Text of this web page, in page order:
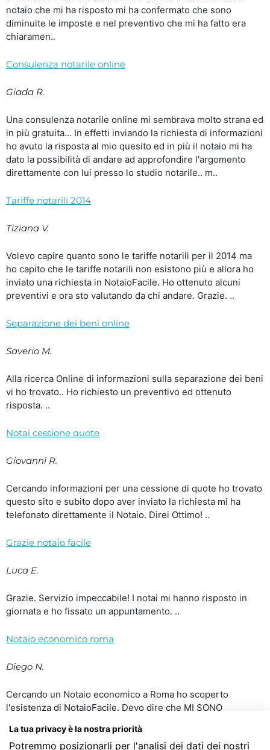
notaio che mi ha risposto mi ha confermato che sono
diminuite le imposte e nel preventivo che mi ha fatto era
chiaramen..
Consulenza notarile online
Giada R.
Una consulenza notarile online mi sembrava molto strana ed
in più gratuita… In effetti inviando la richiesta di informazioni
ho avuto la risposta al mio quesito ed in più il notaio mi ha
dato la possibilità di andare ad approfondire l'argomento
direttamente con lui presso lo studio notarile.. m..
Tariffe notarili 2014
Tiziana V.
Volevo capire quanto sono le tariffe notarili per il 2014 ma
ho capito che le tariffe notarili non esistono più e allora ho
inviato una richiesta in NotaioFacile. Ho ottenuto alcuni
preventivi e ora sto valutando da chi andare. Grazie. ..
Separazione dei beni online
Saverio M.
Alla ricerca Online di informazioni sulla separazione dei beni
vi ho trovato.. Ho richiesto un preventivo ed ottenuto
risposta. ..
Notai cessione quote
Giovanni R.
Cercando informazioni per una cessione di quote ho trovato
questo sito e subito dopo aver inviato la richiesta mi ha
telefonato direttamente il Notaio. Direi Ottimo! ..
Grazie notaio facile
Luca E.
Grazie. Servizio impeccabile! I notai mi hanno risposto in
giornata e ho fissato un appuntamento. ..
Notaio economico roma
Diego N.
Cercando un Notaio economico a Roma ho scoperto
l'esistenza di NotaioFacile. Devo dire che MI SONO
hanno contattato due notai e ho scelto tra i due il notaio che
mi ha risposto per primo. Costavano più o meno uguali ma
La tua privacy è la nostra priorità
Potremmo posizionarli per l'analisi dei dati dei nostri